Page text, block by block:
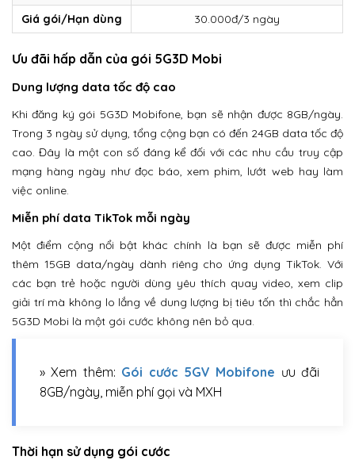
Giá gói/Hạn dùng
30.000đ/3 ngày
Ưu đãi hấp dẫn của gói 5G3D Mobi
Dung lượng data tốc độ cao
Khi đăng ký gói 5G3D Mobifone, bạn sẽ nhận được 8GB/ngày.
Trong 3 ngày sử dụng, tổng cộng bạn có đến 24GB data tốc độ
cao. Đây là một con số đáng kể đối với các nhu cầu truy cập
mạng hàng ngày như đọc báo, xem phim, lướt web hay làm
việc online.
Miễn phí data TikTok mỗi ngày
Một điểm cộng nổi bật khác chính là bạn sẽ được miễn phí
thêm 15GB data/ngày dành riêng cho ứng dụng TikTok. Với
các bạn trẻ hoặc người dùng yêu thích quay video, xem clip
giải trí mà không lo lắng về dung lượng bị tiêu tốn thì chắc hẳn
5G3D Mobi là một gói cước không nên bỏ qua.
» Xem thêm: Gói cước 5GV Mobifone ưu đãi
8GB/ngày, miễn phí gọi và MXH
Thời hạn sử dụng gói cước